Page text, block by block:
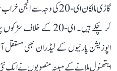
گاڑی مالکان ای-20 کی وجہ
کر چکے ہیں۔ ای-20 کے
اپوزیشن پارٹیوں کے لیڈران بھی
ایتھنول ملانے کے مبینہ منصوبوں نے